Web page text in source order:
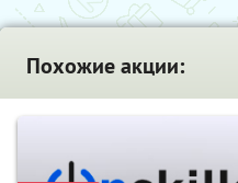
Похожие акции: